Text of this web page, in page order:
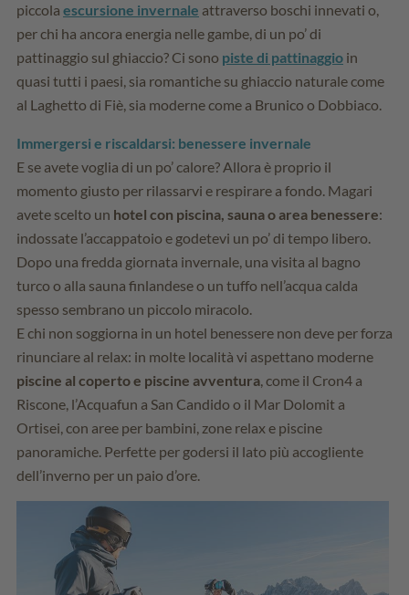
piccola escursione invernale attraverso boschi innevati o,
per chi ha ancora energia nelle gambe, di un po’ di
pattinaggio sul ghiaccio? Ci sono piste di pattinaggio in
quasi tutti i paesi, sia romantiche su ghiaccio naturale come
al Laghetto di Fiè, sia moderne come a Brunico o Dobbiaco.
Immergersi e riscaldarsi: benessere invernale
E se avete voglia di un po’ calore? Allora è proprio il
momento giusto per rilassarvi e respirare a fondo. Magari
avete scelto un hotel con piscina, sauna o area benessere:
indossate l’accappatoio e godetevi un po’ di tempo libero.
Dopo una fredda giornata invernale, una visita al bagno
turco o alla sauna finlandese o un tuffo nell’acqua calda
spesso sembrano un piccolo miracolo.
E chi non soggiorna in un hotel benessere non deve per forza
rinunciare al relax: in molte località vi aspettano moderne
piscine al coperto e piscine avventura, come il Cron4 a
Riscone, l’Acquafun a San Candido o il Mar Dolomit a
Ortisei, con aree per bambini, zone relax e piscine
panoramiche. Perfette per godersi il lato più accogliente
dell’inverno per un paio d’ore.